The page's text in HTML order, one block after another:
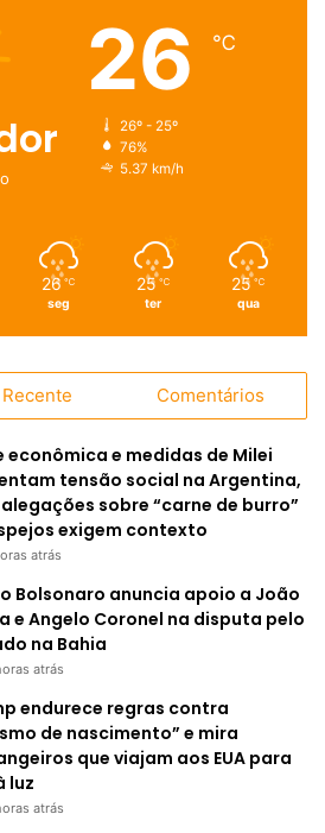
26 ℃
26º - 25º
76%
5.37 km/h
26 ℃
seg
25 ℃
ter
25 ℃
qua
Recente Comentários
econômica e medidas de Milei
tensão social na Argentina,
sobre “carne de burro”
exigem contexto
atrás
Bolsonaro anuncia apoio a João
e Angelo Coronel na disputa pelo
na Bahia
atrás
endurece regras contra
de nascimento” e mira
que viajam aos EUA para
luz
atrás